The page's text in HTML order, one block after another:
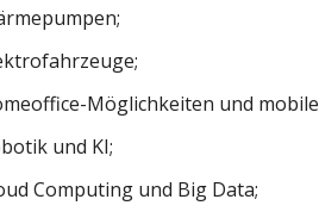
Möglichkeiten und
und KI;
Computing und Big Data;